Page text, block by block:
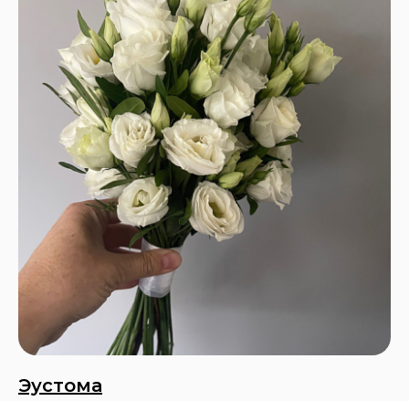
Эустома
Профессиональные флористы
Наши мастера создадут уникальную
композицию, учитывая ваш вкус и
бюджет.
Свежие букеты каждые 24 часа
Только свежие цветы от проверенных
поставщиков. Ваш букет будет
радовать долго.